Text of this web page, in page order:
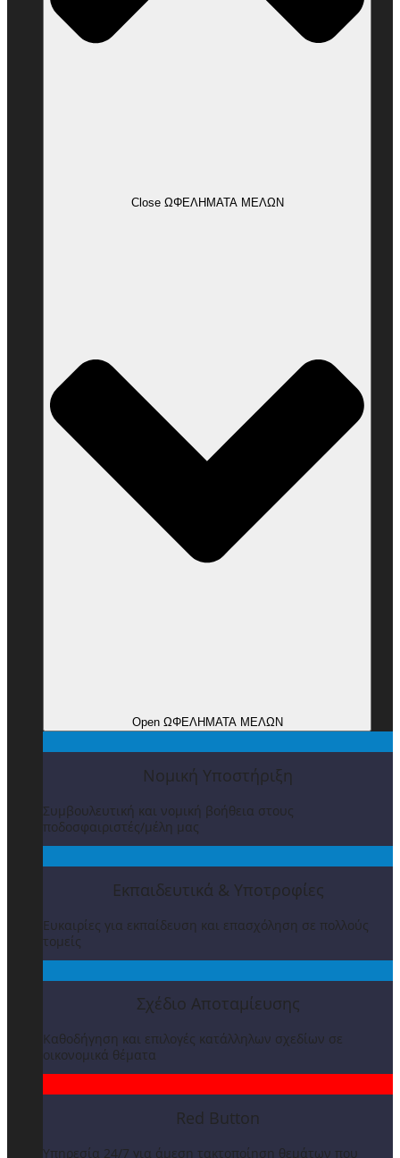
Close ΩΦΕΛΗΜΑΤΑ ΜΕΛΩΝ
Open ΩΦΕΛΗΜΑΤΑ ΜΕΛΩΝ
Νομική Υποστήριξη
Συμβουλευτική και νομική βοήθεια στους
ποδοσφαιριστές/μέλη μας
Εκπαιδευτικά & Υποτροφίες
Ευκαιρίες για εκπαίδευση και επασχόληση σε πολλούς
τομείς
Σχέδιο Αποταμίευσης
Καθοδήγηση και επιλογές κατάλληλων σχεδίων σε
οικονομικά θέματα
Red Button
Υπηρεσία 24/7 για άμεση τακτοποίηση θεμάτων που